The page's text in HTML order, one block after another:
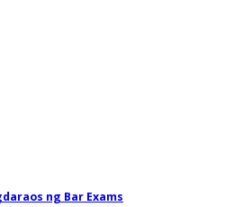
ng Bar Exams